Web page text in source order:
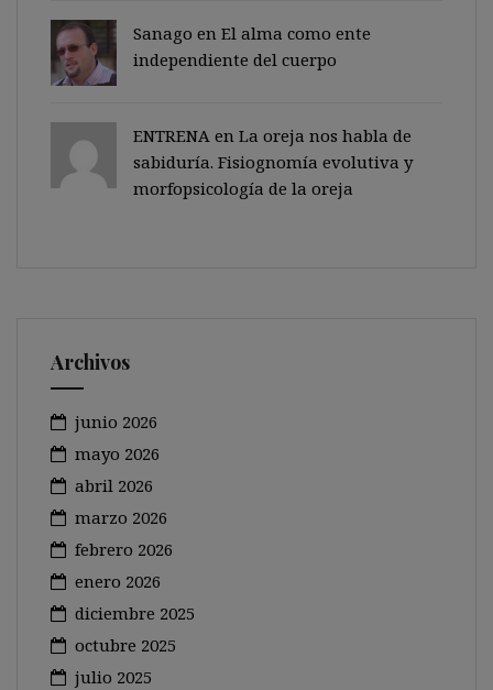
Sanago en El alma como ente
independiente del cuerpo
ENTRENA en La oreja nos habla de
sabiduría. Fisiognomía evolutiva y
morfopsicología de la oreja
Archivos
junio 2026
mayo 2026
abril 2026
marzo 2026
febrero 2026
enero 2026
diciembre 2025
octubre 2025
julio 2025